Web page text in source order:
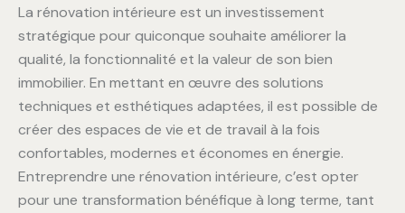
La rénovation intérieure est un investissement
stratégique pour quiconque souhaite améliorer la
qualité, la fonctionnalité et la valeur de son bien
immobilier. En mettant en œuvre des solutions
techniques et esthétiques adaptées, il est possible de
créer des espaces de vie et de travail à la fois
confortables, modernes et économes en énergie.
Entreprendre une rénovation intérieure, c’est opter
pour une transformation bénéfique à long terme, tant